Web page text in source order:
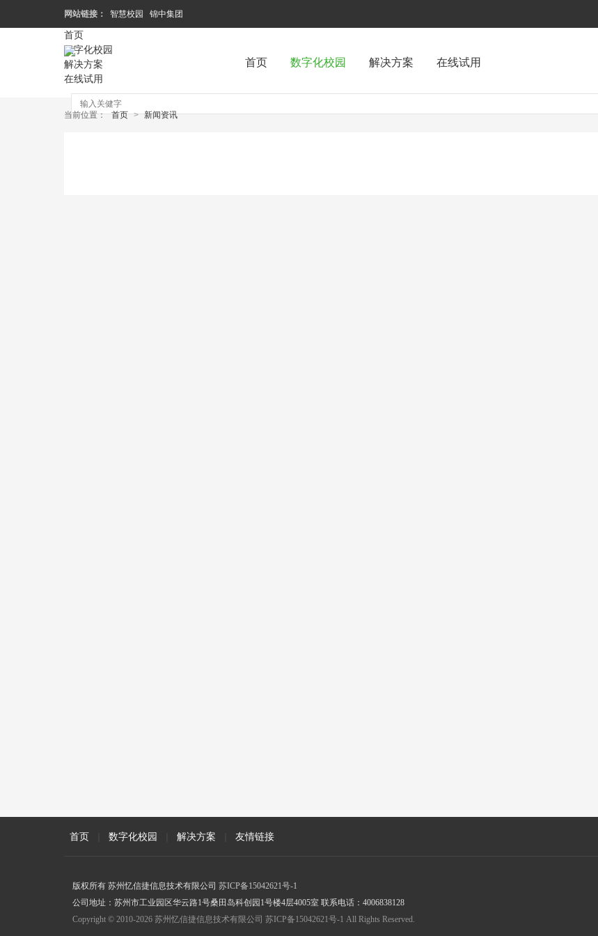
网站链接： 智慧校园 锦中集团
首页 数字化校园 解决方案 在线试用
首页
数字化校园
解决方案
在线试用
当前位置： 首页 > 新闻资讯
首页 数字化校园 解决方案 友情链接
版权所有 苏州忆信捷信息技术有限公司 苏ICP备15042621号-1
公司地址：苏州市工业园区华云路1号桑田岛科创园1号楼4层4005室 联系电话：4006838128
Copyright © 2010-2026 苏州忆信捷信息技术有限公司 苏ICP备15042621号-1 All Rights Reserved.